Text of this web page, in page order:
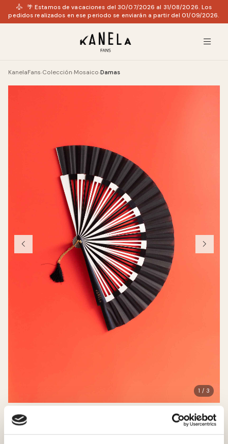
🌴 Estamos de vacaciones del 30/07/2026 al 31/08/2026. Los
pedidos realizados en ese periodo se enviarán a partir del 01/09/2026.
KanelaFans›Colección›Mosaico›Damas
1 / 3
Damas